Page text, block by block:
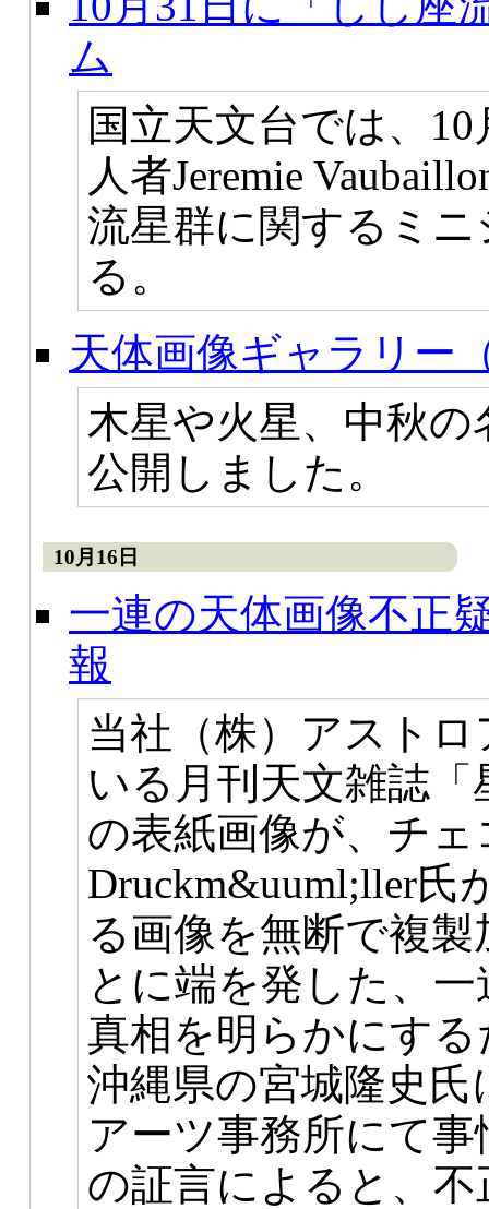
ム
国立天文台では、
人者Jeremie
流星群に関するミ
る。
天体画像ギャラリー
木星や火星、中秋
公開しました。
10月16日
一連の天体画像不正
報
当社（株）アスト
いる月刊天文雑誌「
の表紙画像が、チ
Druckm&uuml;ller氏
る画像を無断で複
とに端を発した、
真相を明らかにす
沖縄県の宮城隆史氏
アーツ事務所にて
の証言によると、